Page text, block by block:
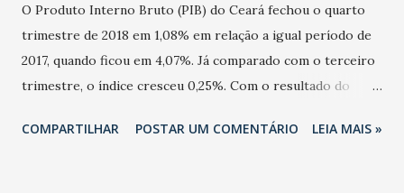
O Produto Interno Bruto (PIB) do Ceará fechou o quarto
trimestre de 2018 em 1,08% em relação a igual período de
2017, quando ficou em 4,07%. Já comparado com o terceiro
trimestre, o índice cresceu 0,25%. Com o resultado do
ficou em 1,01%, um pouco abaixo do desempenho nacional,
COMPARTILHAR POSTAR UM COMENTÁRIO LEIA MAIS »